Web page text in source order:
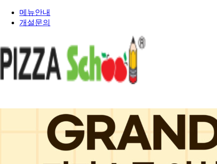
메뉴안내
개설문의
PIZZA SCHOOL
피자스쿨 이야기